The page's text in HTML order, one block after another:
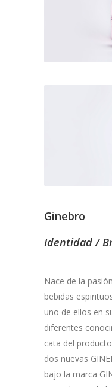
Ginebro
Identidad /
Nace de la
bebidas
uno de ellos en
diferentes
cata del
dos nuevas
bajo la marca